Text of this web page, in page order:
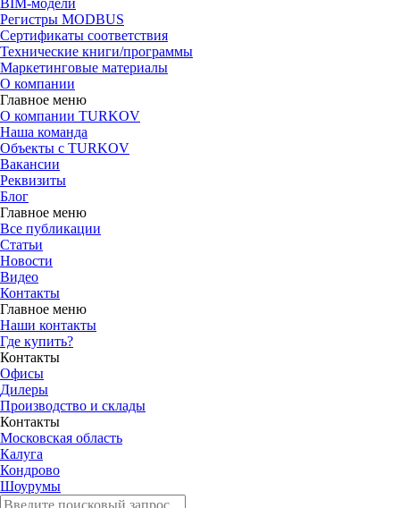
BIM-модели
Регистры MODBUS
Сертификаты соответствия
Технические книги/программы
Маркетинговые материалы
О компании
Главное меню
О компании TURKOV
Наша команда
Объекты с TURKOV
Вакансии
Реквизиты
Блог
Главное меню
Все публикации
Статьи
Новости
Видео
Контакты
Главное меню
Наши контакты
Где купить?
Контакты
Офисы
Дилеры
Производство и склады
Контакты
Московская область
Калуга
Кондрово
Шоурумы